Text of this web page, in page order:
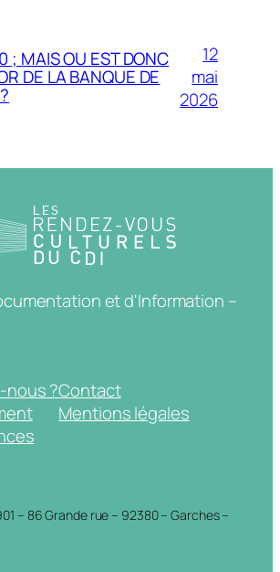
; MAIS OU EST DONC
DE LA BANQUE DE
12
mai
2026
et d'Information –
nous ?Contact
Mentions légales
– 86 Grande rue – 92380 – Garches –